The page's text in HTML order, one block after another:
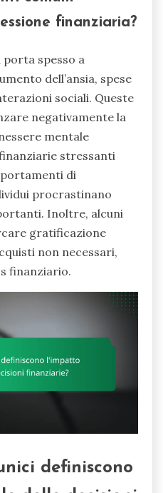
finanziaria?
spesso a
dell’ansia, spese
sociali. Queste
negativamente la
mentale
stressanti
di
procrastinano
Inoltre, alcuni
gratificazione
non necessari,
finanziario.
definiscono